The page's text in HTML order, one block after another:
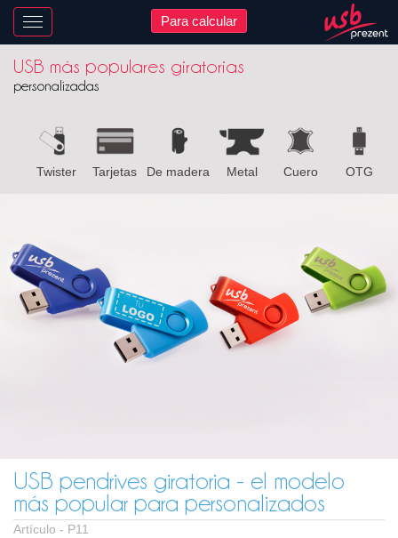
Nawigacja Para calcular
USB más populares giratorias
personalizadas
Twister Tarjetas De madera Metal Cuero OTG
USB pendrives giratoria - el modelo
más popular para personalizados
Artículo - P11